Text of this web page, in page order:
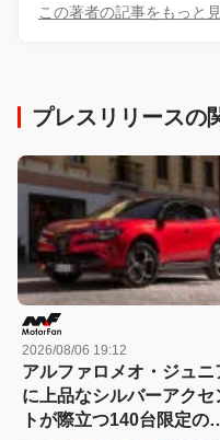
この著者の記事をもっと
プレスリリースの
2026/08/06 19:12
アルファロメオ・ジュニ
に上品なシルバーアクセ
トが際立つ140台限定の